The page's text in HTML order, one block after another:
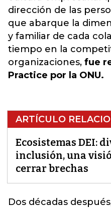
dirección de las
que abarque la
y familiar de cada
tiempo en la
organizaciones, fue
Practice por la ONU.
ARTÍCULO
Ecosistemas DEI:
inclusión, una
cerrar brechas
Dos décadas